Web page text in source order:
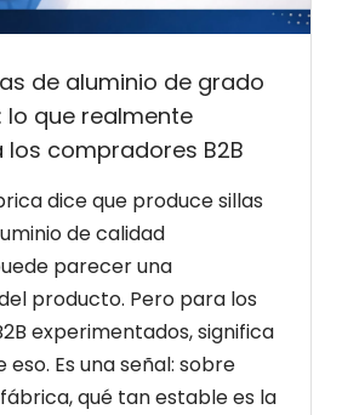
de aluminio de grado
lo que realmente
compradores B2B
dice que produce sillas
de calidad
parecer una
producto. Pero para los
experimentados, significa
eso. Es una señal: sobre
qué tan estable es la